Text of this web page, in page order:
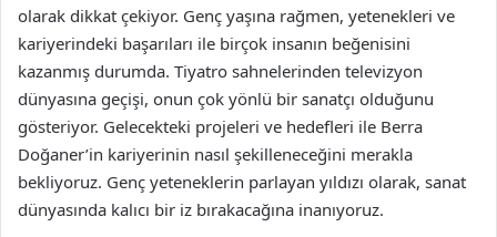
olarak dikkat çekiyor. Genç yaşına rağmen, yetenekleri ve
kariyerindeki başarıları ile birçok insanın beğenisini
kazanmış durumda. Tiyatro sahnelerinden televizyon
dünyasına geçişi, onun çok yönlü bir sanatçı olduğunu
gösteriyor. Gelecekteki projeleri ve hedefleri ile Berra
Doğaner’in kariyerinin nasıl şekilleneceğini merakla
bekliyoruz. Genç yeteneklerin parlayan yıldızı olarak, sanat
dünyasında kalıcı bir iz bırakacağına inanıyoruz.